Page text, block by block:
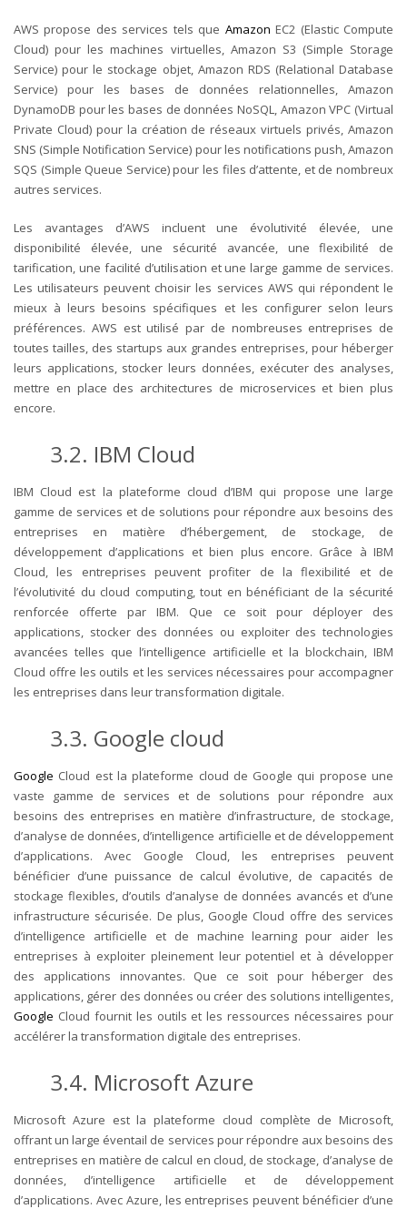
AWS propose des services tels que Amazon EC2 (Elastic Compute
Cloud) pour les machines virtuelles, Amazon S3 (Simple Storage
Service) pour le stockage objet, Amazon RDS (Relational Database
Service) pour les bases de données relationnelles, Amazon
DynamoDB pour les bases de données NoSQL, Amazon VPC (Virtual
Private Cloud) pour la création de réseaux virtuels privés, Amazon
SNS (Simple Notification Service) pour les notifications push, Amazon
SQS (Simple Queue Service) pour les files d’attente, et de nombreux
autres services.
Les avantages d’AWS incluent une évolutivité élevée, une
disponibilité élevée, une sécurité avancée, une flexibilité de
tarification, une facilité d’utilisation et une large gamme de services.
Les utilisateurs peuvent choisir les services AWS qui répondent le
mieux à leurs besoins spécifiques et les configurer selon leurs
préférences. AWS est utilisé par de nombreuses entreprises de
toutes tailles, des startups aux grandes entreprises, pour héberger
leurs applications, stocker leurs données, exécuter des analyses,
mettre en place des architectures de microservices et bien plus
encore.
3.2. IBM Cloud
IBM Cloud est la plateforme cloud d’IBM qui propose une large
gamme de services et de solutions pour répondre aux besoins des
entreprises en matière d’hébergement, de stockage, de
développement d’applications et bien plus encore. Grâce à IBM
Cloud, les entreprises peuvent profiter de la flexibilité et de
l’évolutivité du cloud computing, tout en bénéficiant de la sécurité
renforcée offerte par IBM. Que ce soit pour déployer des
applications, stocker des données ou exploiter des technologies
avancées telles que l’intelligence artificielle et la blockchain, IBM
Cloud offre les outils et les services nécessaires pour accompagner
les entreprises dans leur transformation digitale.
3.3. Google cloud
Google Cloud est la plateforme cloud de Google qui propose une
vaste gamme de services et de solutions pour répondre aux
besoins des entreprises en matière d’infrastructure, de stockage,
d’analyse de données, d’intelligence artificielle et de développement
d’applications. Avec Google Cloud, les entreprises peuvent
bénéficier d’une puissance de calcul évolutive, de capacités de
stockage flexibles, d’outils d’analyse de données avancés et d’une
infrastructure sécurisée. De plus, Google Cloud offre des services
d’intelligence artificielle et de machine learning pour aider les
entreprises à exploiter pleinement leur potentiel et à développer
des applications innovantes. Que ce soit pour héberger des
applications, gérer des données ou créer des solutions intelligentes,
Google Cloud fournit les outils et les ressources nécessaires pour
accélérer la transformation digitale des entreprises.
3.4. Microsoft Azure
Microsoft Azure est la plateforme cloud complète de Microsoft,
offrant un large éventail de services pour répondre aux besoins des
entreprises en matière de calcul en cloud, de stockage, d’analyse de
données, d’intelligence artificielle et de développement
d’applications. Avec Azure, les entreprises peuvent bénéficier d’une